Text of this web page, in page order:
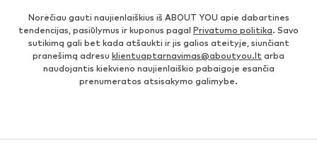
Norėčiau gauti naujienlaiškius iš ABOUT YOU apie dabartines
tendencijas, pasiūlymus ir kuponus pagal Privatumo politika. Savo
sutikimą gali bet kada atšaukti ir jis galios ateityje, siunčiant
pranešimą adresu klientuaptarnavimas@aboutyou.lt arba
naudojantis kiekvieno naujienlaiškio pabaigoje esančia
prenumeratos atsisakymo galimybe.